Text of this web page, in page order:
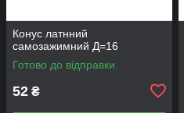
Конус латнний
самозажимний Д=16
Готово до відправки
52 ₴